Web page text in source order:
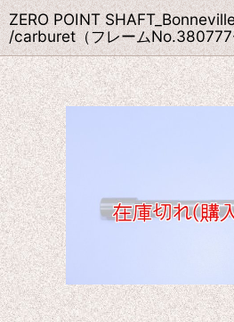
ZERO POINT
/carburet（フレーム